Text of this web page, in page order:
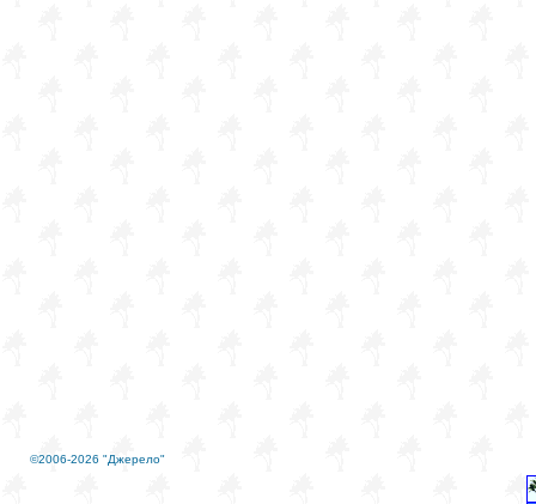
©2006-2026 "Джерело"